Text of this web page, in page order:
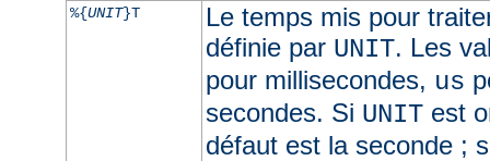
%{UNIT}T
Le temps mis pour
définie par UNIT. Les
pour millisecondes, us
secondes. Si UNITest
défaut est la seconde ;